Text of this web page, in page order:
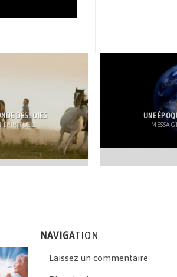
DES JOIES
SPIRITUELS
UNE
NAVIGATION
Laissez un commentaire